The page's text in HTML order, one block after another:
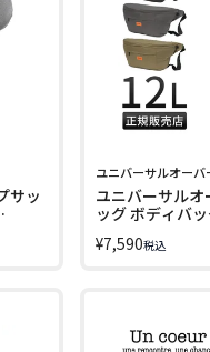
サッ
ユニバーサルオーバ
ユニバーサル
ッグ ボディバッ
¥7,590税込